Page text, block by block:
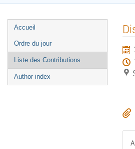
Menu
de
l'événement
Accueil
Ordre du jour
Liste des Contributions
Author index